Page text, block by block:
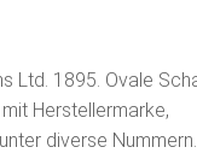
Ltd. 1895. Ovale
Herstellermarke,
diverse